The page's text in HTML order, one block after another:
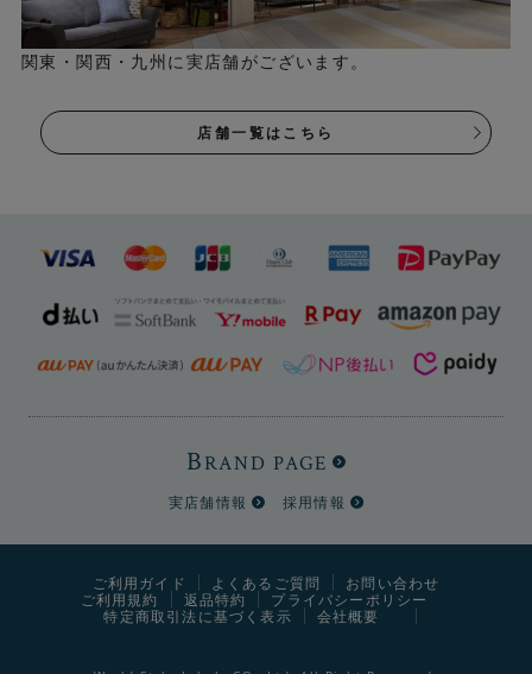
関東・関西・九州に実店舗がございます。
店舗一覧はこちら
BRAND PAGE
実店舗情報 採用情報
ご利用ガイド よくあるご質問
お問い合わせ
ご利用規約
返品特約
プライバシーポリシー
特定商取引法に基づく表示
会社概要